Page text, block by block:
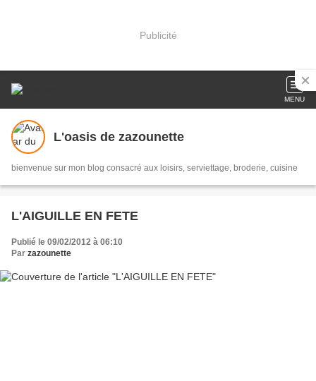
Publicité
MENU
L'oasis de zazounette
bienvenue sur mon blog consacré aux loisirs, serviettage, broderie, cuisine
L'AIGUILLE EN FETE
Publié le 09/02/2012 à 06:10
Par zazounette